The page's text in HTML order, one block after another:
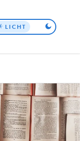
Top
LICHT